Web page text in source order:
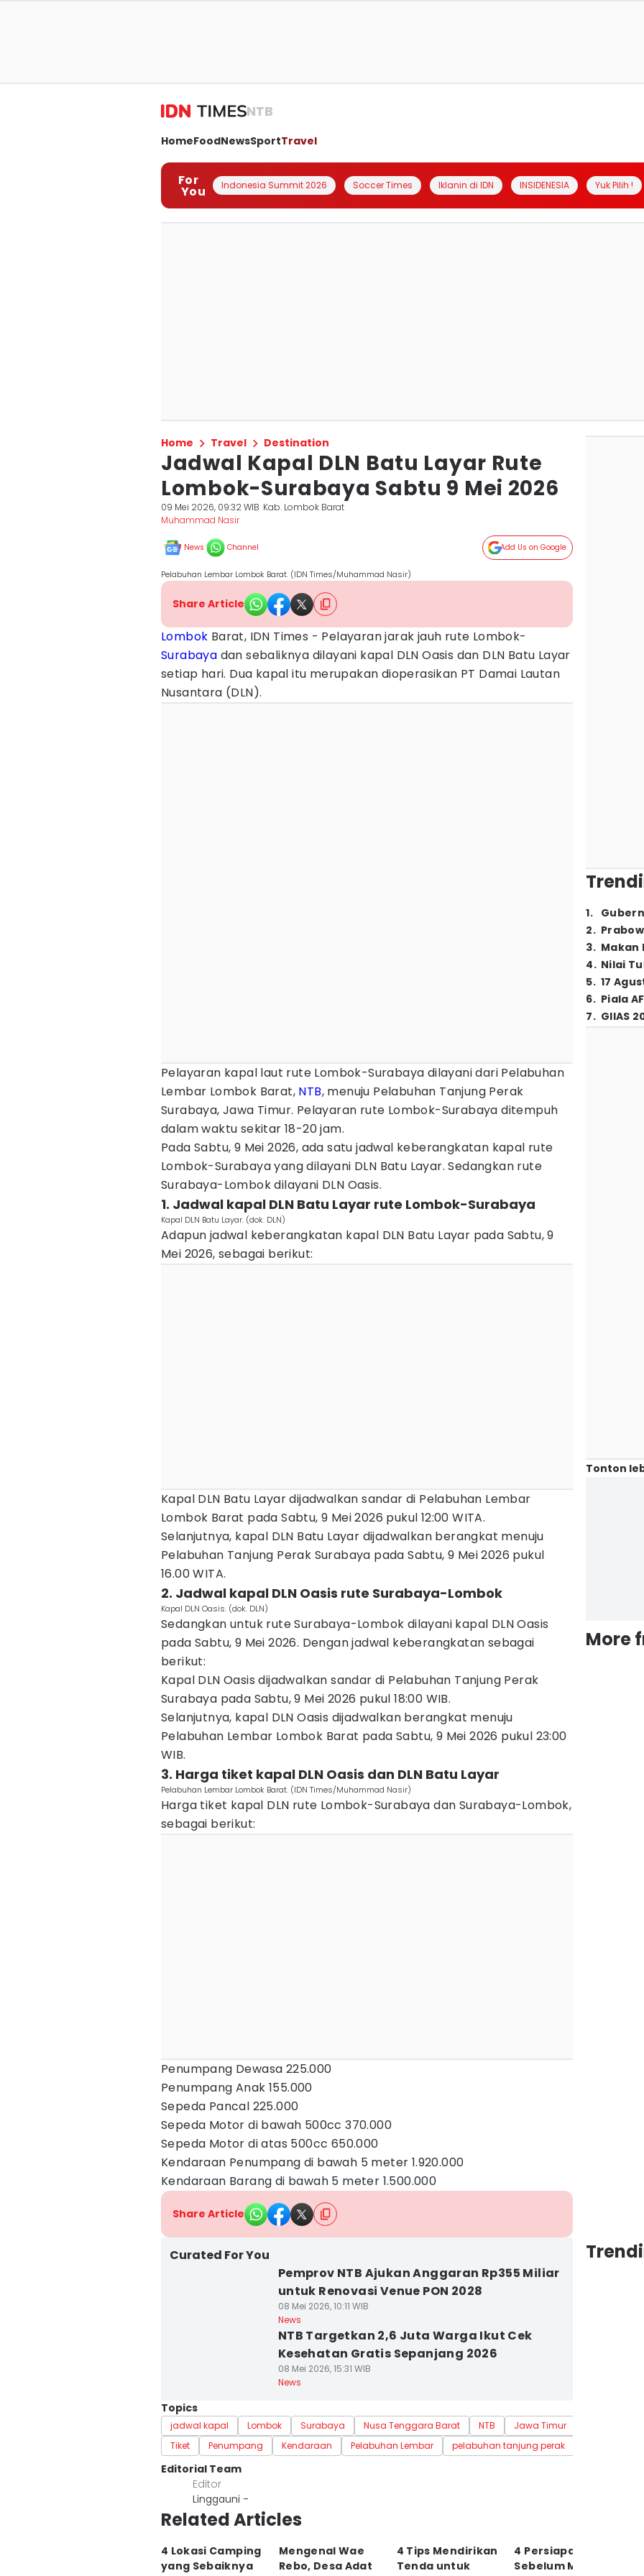
NTB
HomeFoodNewsSportTravel
For
You Indonesia Summit 2026 Soccer Times Iklanin di IDN INSIDENESIA Yuk Pilih !
Home Travel Destination
Jadwal Kapal DLN Batu Layar Rute
Lombok-Surabaya Sabtu 9 Mei 2026
09 Mei 2026, 09:32 WIB Kab. Lombok Barat
Muhammad Nasir
News Channel Add Us on Google
Pelabuhan Lembar Lombok Barat. (IDN Times/Muhammad Nasir)
Share Article
Lombok Barat, IDN Times - Pelayaran jarak jauh rute Lombok-
Surabaya dan sebaliknya dilayani kapal DLN Oasis dan DLN Batu Layar
setiap hari. Dua kapal itu merupakan dioperasikan PT Damai Lautan
Nusantara (DLN).
Pelayaran kapal laut rute Lombok-Surabaya dilayani dari Pelabuhan
Lembar Lombok Barat, NTB, menuju Pelabuhan Tanjung Perak
Surabaya, Jawa Timur. Pelayaran rute Lombok-Surabaya ditempuh
dalam waktu sekitar 18-20 jam.
Pada Sabtu, 9 Mei 2026, ada satu jadwal keberangkatan kapal rute
Lombok-Surabaya yang dilayani DLN Batu Layar. Sedangkan rute
Surabaya-Lombok dilayani DLN Oasis.
1. Jadwal kapal DLN Batu Layar rute Lombok-Surabaya
Kapal DLN Batu Layar. (dok. DLN)
Adapun jadwal keberangkatan kapal DLN Batu Layar pada Sabtu, 9
Mei 2026, sebagai berikut:
Kapal DLN Batu Layar dijadwalkan sandar di Pelabuhan Lembar
Lombok Barat pada Sabtu, 9 Mei 2026 pukul 12:00 WITA.
Selanjutnya, kapal DLN Batu Layar dijadwalkan berangkat menuju
Pelabuhan Tanjung Perak Surabaya pada Sabtu, 9 Mei 2026 pukul
16.00 WITA.
2. Jadwal kapal DLN Oasis rute Surabaya-Lombok
Kapal DLN Oasis. (dok. DLN)
Sedangkan untuk rute Surabaya-Lombok dilayani kapal DLN Oasis
pada Sabtu, 9 Mei 2026. Dengan jadwal keberangkatan sebagai
berikut:
Kapal DLN Oasis dijadwalkan sandar di Pelabuhan Tanjung Perak
Surabaya pada Sabtu, 9 Mei 2026 pukul 18:00 WIB.
Selanjutnya, kapal DLN Oasis dijadwalkan berangkat menuju
Pelabuhan Lembar Lombok Barat pada Sabtu, 9 Mei 2026 pukul 23:00
WIB.
3. Harga tiket kapal DLN Oasis dan DLN Batu Layar
Pelabuhan Lembar Lombok Barat. (IDN Times/Muhammad Nasir)
Harga tiket kapal DLN rute Lombok-Surabaya dan Surabaya-Lombok,
sebagai berikut:
Penumpang Dewasa 225.000
Penumpang Anak 155.000
Sepeda Pancal 225.000
Sepeda Motor di bawah 500cc 370.000
Sepeda Motor di atas 500cc 650.000
Kendaraan Penumpang di bawah 5 meter 1.920.000
Kendaraan Barang di bawah 5 meter 1.500.000
Share Article
Curated For You
Pemprov NTB Ajukan Anggaran Rp355 Miliar
untuk Renovasi Venue PON 2028
08 Mei 2026, 10:11 WIB
News
NTB Targetkan 2,6 Juta Warga Ikut Cek
Kesehatan Gratis Sepanjang 2026
08 Mei 2026, 15:31 WIB
News
Topics
jadwal kapal Lombok Surabaya Nusa Tenggara Barat NTB
Jawa Timur
Tiket
Penumpang Kendaraan Pelabuhan Lembar pelabuhan tanjung perak
Editorial Team
Editor
Linggauni -
Related Articles
4 Lokasi Camping
yang Sebaiknya
Mengenal Wae
Rebo, Desa Adat
4 Tips Mendirikan
Tenda untuk
4 Persiapan Fisik
Sebelum Mendaki
1.
2.
3. Makan
4. Nilai
5. 17
6. Piala
7. GIIAS
Tonton
More